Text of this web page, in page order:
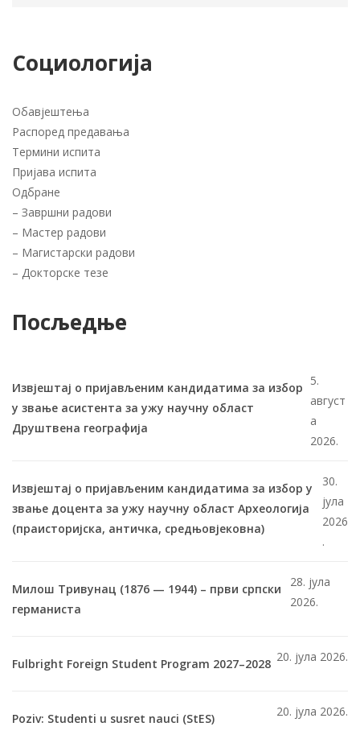
Социологија
Обавјештења
Распоред предавања
Термини испита
Пријава испита
Одбране
– Завршни радови
– Мастер радови
– Магистарски радови
– Докторске тезе
Посљедње
Извјештај о пријављеним кандидатима за избор
у звање асистента за ужу научну област
Друштвена географија
5.
август
а
2026.
Извјештај о пријављеним кандидатима за избор у
звање доцента за ужу научну област Археологија
(праисторијска, античка, средњовјековна)
30.
јула
2026
.
Милош Тривунац (1876 — 1944) – први српски
германиста
28. јула
2026.
Fulbright Foreign Student Program 2027–2028 20. јула 2026.
Poziv: Studenti u susret nauci (StES) 20. јула 2026.